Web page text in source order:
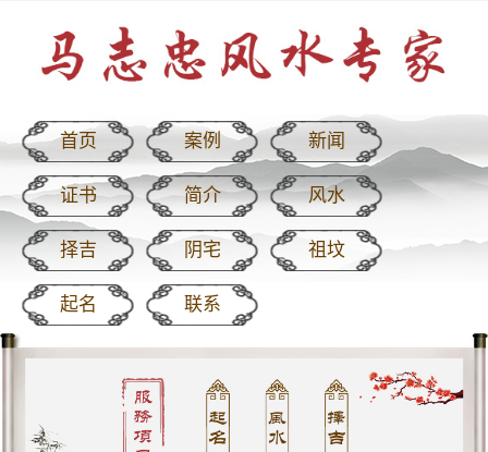
首页 案例 新闻
证书 简介 风水
择吉 阴宅 祖坟
起名 联系